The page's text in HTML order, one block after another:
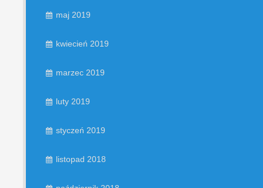
maj 2019
kwiecień 2019
marzec 2019
luty 2019
styczeń 2019
listopad 2018